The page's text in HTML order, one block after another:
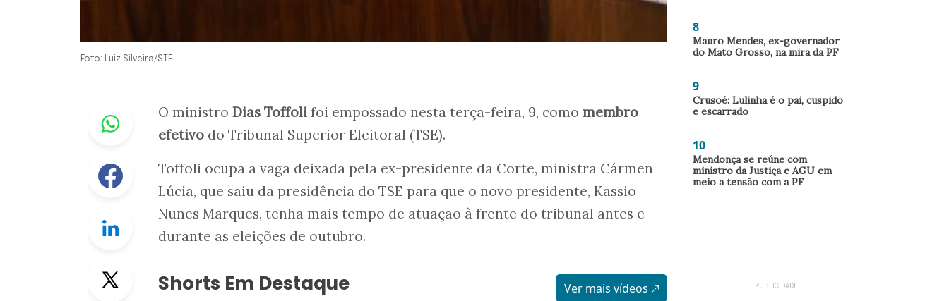
Foto: Luiz Silveira/STF
Whastapp
Facebook
Linkedin
O ministro Dias Toffoli foi empossado nesta terça-feira, 9, como membro
efetivo do Tribunal Superior Eleitoral (TSE).
Toffoli ocupa a vaga deixada pela ex-presidente da Corte, ministra Cármen
Lúcia, que saiu da presidência do TSE para que o novo presidente, Kassio
Nunes Marques, tenha mais tempo de atuação à frente do tribunal antes e
durante as eleições de outubro.
Shorts Em Destaque Ver mais vídeos
8
Mauro Mendes, ex-governador
do Mato Grosso, na mira da PF
9
Crusoé: Lulinha é o pai, cuspido
e escarrado
10
Mendonça se reúne com
ministro da Justiça e AGU em
meio a tensão com a PF